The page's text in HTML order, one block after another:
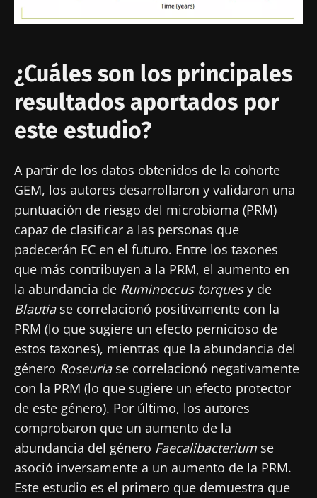
¿Cuáles son los principales
resultados aportados por
este estudio?
A partir de los datos obtenidos de la cohorte
GEM, los autores desarrollaron y validaron una
puntuación de riesgo del microbioma (PRM)
capaz de clasificar a las personas que
padecerán EC en el futuro. Entre los taxones
que más contribuyen a la PRM, el aumento en
la abundancia de Ruminoccus torquesy de
Blautia se correlacionó positivamente con la
PRM (lo que sugiere un efecto pernicioso de
estos taxones), mientras que la abundancia del
género Roseuria se correlacionó negativamente
con la PRM (lo que sugiere un efecto protector
de este género). Por último, los autores
comprobaron que un aumento de la
abundancia del género Faecalibacterium se
asoció inversamente a un aumento de la PRM.
Este estudio es el primero que demuestra que
Redirección
Está a punto de ser redirigido y de dejar
nuestro sitio web.
Mantenerse informado
Únase a la comunidad de la microbiota para
profesionales sanitarios y reciba el
"Microbiota Digest" y el "HCP Magazine" que
le permitirá mantenerse informado sobre la
microbiota.
¡No se vaya tan rápido!
Únase a la comunidad de la microbiota para
profesionales sanitarios y reciba el
"Microbiota Digest" y el "HCP Magazine" que
le permitirá mantenerse informado sobre la
microbiota.
Me gustaría registrarme para recibir más
noticias de Biocodex
He leído y acepto lascondiciones generales
de uso y lapolítica de protección de datosdel
Biocodex Microbiota Institute